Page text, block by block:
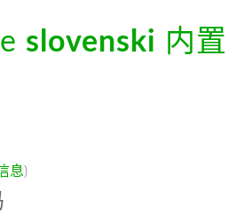
slovenski 内置
息)